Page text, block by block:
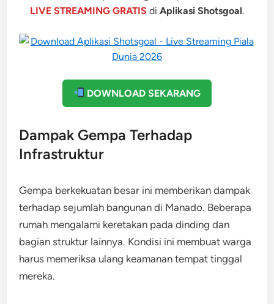
LIVE STREAMING GRATIS di Aplikasi Shotsgoal.
DOWNLOAD SEKARANG
Dampak Gempa Terhadap
Infrastruktur
Gempa berkekuatan besar ini memberikan dampak
terhadap sejumlah bangunan di Manado. Beberapa
rumah mengalami keretakan pada dinding dan
bagian struktur lainnya. Kondisi ini membuat warga
harus memeriksa ulang keamanan tempat tinggal
mereka.